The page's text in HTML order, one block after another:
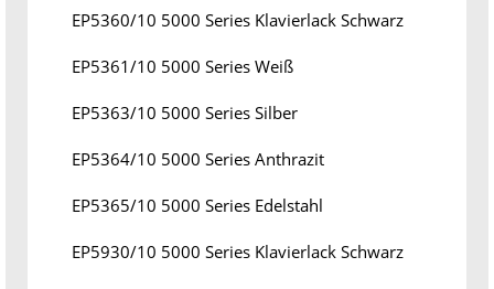
EP5360/10 5000 Series Klavierlack Schwarz
EP5361/10 5000 Series Weiß
EP5363/10 5000 Series Silber
EP5364/10 5000 Series Anthrazit
EP5365/10 5000 Series Edelstahl
EP5930/10 5000 Series Klavierlack Schwarz